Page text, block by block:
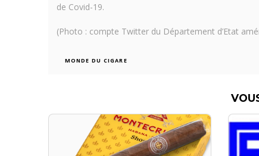
de Covid-19.
(Photo : compte Twitter du Département d’Etat
MONDE DU CIGARE